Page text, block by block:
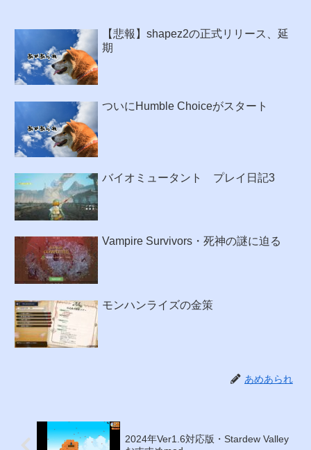
【悲報】shapez2の正式リリース、延
期
ついにHumble Choiceがスタート
バイオミュータント プレイ日記3
Vampire Survivors・死神の謎に迫る
モンハンライズの金策
あめあられ
2024年Ver1.6対応版・Stardew Valley